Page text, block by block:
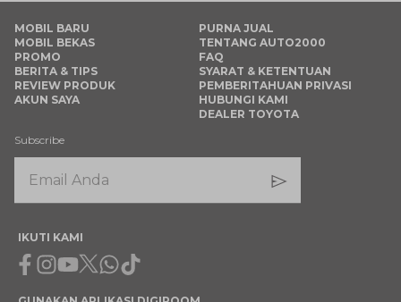
MOBIL BARU
MOBIL BEKAS
PROMO
BERITA & TIPS
REVIEW PRODUK
AKUN SAYA
PURNA JUAL
TENTANG AUTO2000
FAQ
SYARAT & KETENTUAN
PEMBERITAHUAN PRIVASI
HUBUNGI KAMI
DEALER TOYOTA
Subscribe
IKUTI KAMI
Facebook
Instagram
Youtube
X Whatsapp
Tiktok